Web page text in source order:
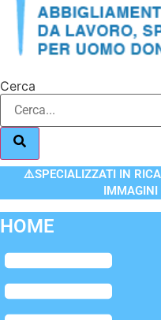
Cerca
⚠️SPECIALIZZATI IN
HOME
Flyout
Menu